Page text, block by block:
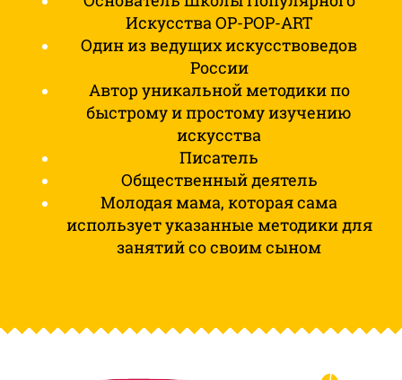
Искусства OP-POP-ART
Один из ведущих искусствоведов
России
Автор уникальной методики по
быстрому и простому изучению
искусства
Писатель
Общественный деятель
Молодая мама, которая сама
использует указанные методики для
занятий со своим сыном